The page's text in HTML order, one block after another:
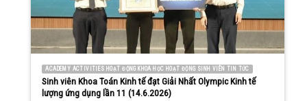
ACADEMY ACTIVITIES HOẠT ĐỘNG KHOA HỌC HOẠT ĐỘNG SINH VIÊN TIN TỨC
Sinh viên Khoa Toán Kinh tế đạt Giải Nhất Olympic Kinh tế
lượng ứng dụng lần 11 (14.6.2026)